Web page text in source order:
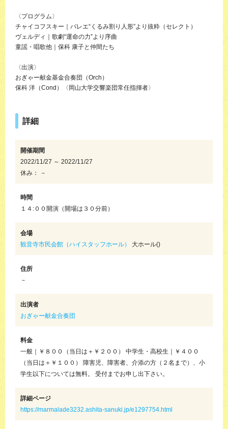
〈プログラム〉
チャイコフスキー｜バレエ“くるみ割り人形”より抜粋（セレクト）
ヴェルディ｜歌劇“運命の力”より序曲
童謡・唱歌他｜保科 康子と仲間たち
〈出演〉
おぎゃー献金基金合奏団（Orch）
保科 洋（Cond）〈岡山大学交響楽団常任指揮者〉
詳細
開催期間
2022/11/27 ～ 2022/11/27
休み： －
時間
１４:００開演（開場は３０分前）
会場
観音寺市民会館（ハイスタッフホール）
大ホール()
住所
－
出演者
おぎゃー献金合奏団
料金
一般｜￥８００（当日は＋￥２００） 中学生・高校生｜￥４００
（当日は＋￥１００） 障害児、障害者、介添の方（２名まで）、小
学生以下については無料。 受付までお申し出下さい。
詳細ページ
https://marmalade3232.ashita-sanuki.jp/e1297754.html